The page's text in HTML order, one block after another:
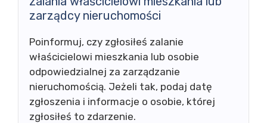
zarządcy nieruchomości
Poinformuj, czy zgłosiłeś zalanie
właścicielowi mieszkania lub osobie
odpowiedzialnej za zarządzanie
nieruchomością. Jeżeli tak, podaj datę
zgłoszenia i informacje o osobie, której
zgłosiłeś to zdarzenie.